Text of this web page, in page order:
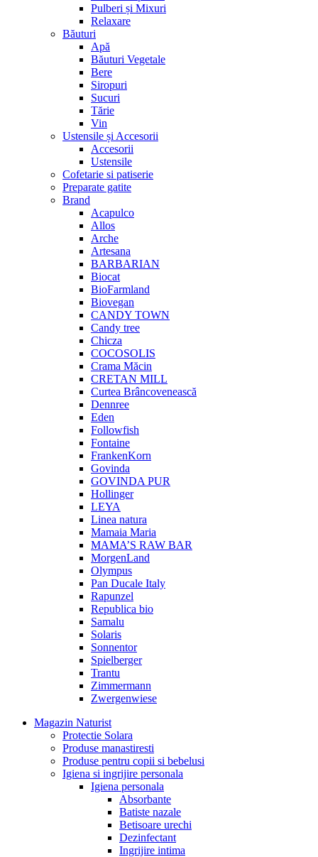
Pulberi și Mixuri
Relaxare
Băuturi
Apă
Băuturi Vegetale
Bere
Siropuri
Sucuri
Tărie
Vin
Ustensile și Accesorii
Accesorii
Ustensile
Cofetarie si patiserie
Preparate gatite
Brand
Acapulco
Allos
Arche
Artesana
BARBARIAN
Biocat
BioFarmland
Biovegan
CANDY TOWN
Candy tree
Chicza
COCOSOLIS
Crama Măcin
CRETAN MILL
Curtea Brâncovenească
Dennree
Eden
Followfish
Fontaine
FrankenKorn
Govinda
GOVINDA PUR
Hollinger
LEYA
Linea natura
Mamaia Maria
MAMA’S RAW BAR
MorgenLand
Olympus
Pan Ducale Italy
Rapunzel
Republica bio
Samalu
Solaris
Sonnentor
Spielberger
Trantu
Zimmermann
Zwergenwiese
Magazin Naturist
Protectie Solara
Produse manastiresti
Produse pentru copii si bebelusi
Igiena si ingrijire personala
Igiena personala
Absorbante
Batiste nazale
Betisoare urechi
Dezinfectant
Ingrijire intima